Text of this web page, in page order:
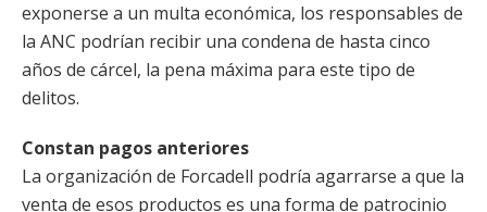
exponerse a un multa económica, los responsables de
la ANC podrían recibir una condena de hasta cinco
años de cárcel, la pena máxima para este tipo de
delitos.
Constan pagos anteriores
La organización de Forcadell podría agarrarse a que la
venta de esos productos es una forma de patrocinio